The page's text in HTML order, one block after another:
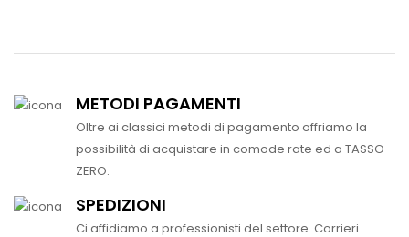
METODI PAGAMENTI
Oltre ai classici metodi di pagamento offriamo la
possibilità di acquistare in comode rate ed a TASSO
ZERO.
SPEDIZIONI
Ci affidiamo a professionisti del settore. Corrieri